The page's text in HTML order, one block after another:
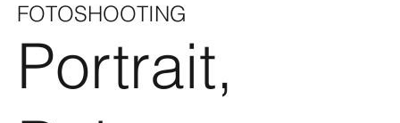
FOTOSHOOTING
Portrait,